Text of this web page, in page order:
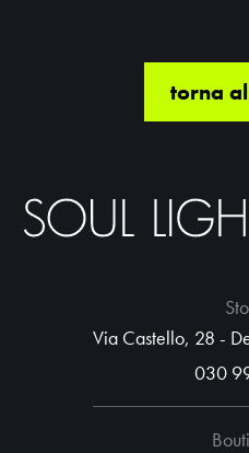
torna
Via Castello, 28 -
030